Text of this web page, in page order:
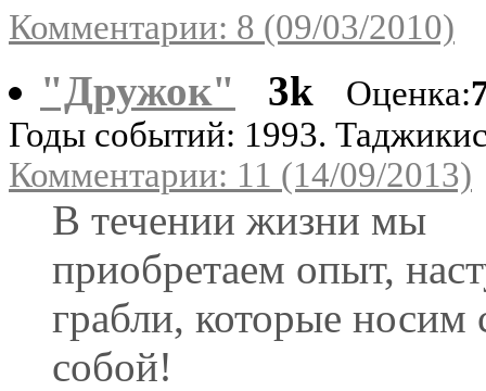
Комментарии: 8 (09/03/2010)
"Дружок" 3k Оценка:
Годы событий: 1993.
Комментарии: 11 (14/09/2013)
В течении жизни мы
приобретаем опыт,
грабли, которые носим
собой!